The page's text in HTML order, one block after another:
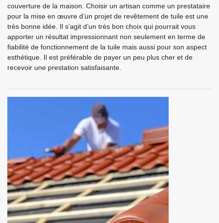
couverture de la maison. Choisir un artisan comme un prestataire
pour la mise en œuvre d’un projet de revêtement de tuile est une
très bonne idée. Il s’agit d’un très bon choix qui pourrait vous
apporter un résultat impressionnant non seulement en terme de
fiabilité de fonctionnement de la tuile mais aussi pour son aspect
esthétique. Il est préférable de payer un peu plus cher et de
recevoir une prestation satisfaisante.